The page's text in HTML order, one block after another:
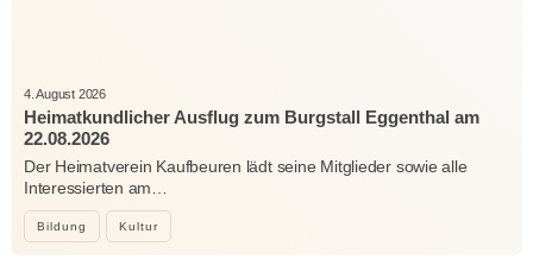
Bildung Kultur
4. August 2026
Heimatkundlicher Ausflug zum Burgstall Eggenthal am
22.08.2026
Der Heimatverein Kaufbeuren lädt seine Mitglieder sowie alle
Interessierten am…